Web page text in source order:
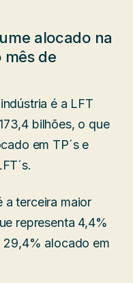
alocado na
de
é a LFT
bilhões, o que
em TP´s e
a terceira maior
representa 4,4%
29,4% alocado em